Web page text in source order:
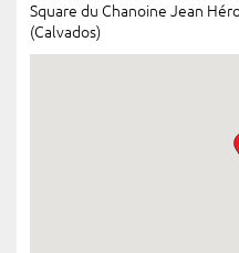
Square du Chanoine Jean
(Calvados)